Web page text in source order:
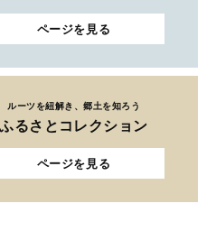
ページを見る
ルーツを紐解き、郷土を知ろう
ふるさとコレクション
ページを見る